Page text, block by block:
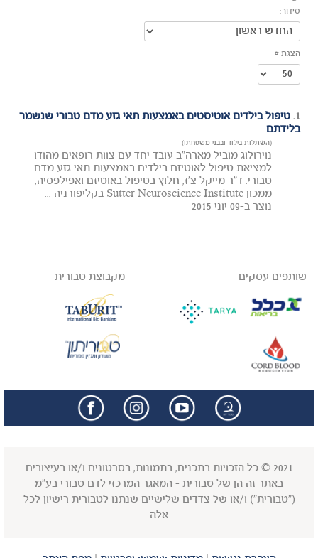
סידור:
הצגת #
1. טיפול בילדים אוטיסטים באמצעות תאי גזע מדם טבורי שנשמר
בלידתם
(השתלות בילוד ובבני משפחתו)
נוירולוג מוביל מארה"ב עובד יחד עם צוות רופאים מהודו
למציאת טיפול לאוטיזם בילדים באמצעות תאי גזע מדם
טבורי. ד"ר מייקל צ'ז, חלוץ בטיפול באוטיזם ואפילפסיה,
ממכון Sutter Neuroscience Institute בקליפורניה ...
נוצר ב-09 יוני 2015
שותפים עסקים מקבוצת טבורית
2021 © כל הזכויות בתכנים, בתמונות, בסרטונים ו/או בעיצובים
באתר זה הן של טבורית - המאגר המרכזי לדם טבורי בע"מ
("טבורית") ו/או של צדדים שלישיים שנתנו לטבורית רישיון לכל
אלה